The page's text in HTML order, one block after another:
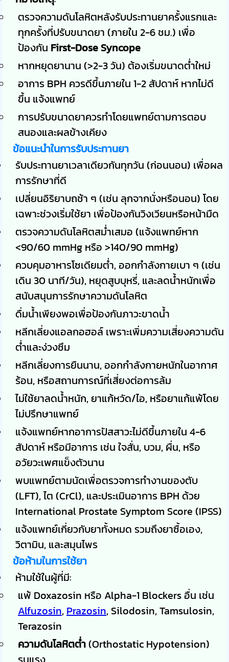
ตรวจความดันโลหิตหลังรับประทานยาครั้งแรกและ
ทุกครั้งที่ปรับขนาดยา (ภายใน 2-6 ชม.) เพื่อ
ป้องกัน First-Dose Syncope
หากหยุดยานาน (>2-3 วัน) ต้องเริ่มขนาดต่ำใหม่
อาการ BPH ควรดีขึ้นภายใน 1-2 สัปดาห์ หากไม่ดี
ขึ้น แจ้งแพทย์
การปรับขนาดยาควรทำโดยแพทย์ตามการตอบ
สนองและผลข้างเคียง
ข้อแนะนำในการรับประทานยา
รับประทานยาเวลาเดียวกันทุกวัน (ก่อนนอน) เพื่อผล
การรักษาที่ดี
เปลี่ยนอิริยาบถช้า ๆ (เช่น ลุกจากนั่งหรือนอน) โดย
เฉพาะช่วงเริ่มใช้ยา เพื่อป้องกันวิงเวียนหรือหน้ามืด
ตรวจความดันโลหิตสม่ำเสมอ (แจ้งแพทย์หาก
<90/60 mmHg หรือ >140/90 mmHg)
ควบคุมอาหารโซเดียมต่ำ, ออกกำลังกายเบา ๆ (เช่น
เดิน 30 นาที/วัน), หยุดสูบบุหรี่, และลดน้ำหนักเพื่อ
สนับสนุนการรักษาความดันโลหิต
ดื่มน้ำเพียงพอเพื่อป้องกันภาวะขาดน้ำ
หลีกเลี่ยงแอลกอฮอล์ เพราะเพิ่มความเสี่ยงความดัน
ต่ำและง่วงซึม
หลีกเลี่ยงการยืนนาน, ออกกำลังกายหนักในอากาศ
ร้อน, หรือสถานการณ์ที่เสี่ยงต่อการล้ม
ไม่ใช้ยาลดน้ำหนัก, ยาแก้หวัด/ไอ, หรือยาแก้แพ้โดย
ไม่ปรึกษาแพทย์
แจ้งแพทย์หากอาการปัสสาวะไม่ดีขึ้นภายใน 4-6
สัปดาห์ หรือมีอาการ เช่น ใจสั่น, บวม, ผื่น, หรือ
อวัยวะเพศแข็งตัวนาน
พบแพทย์ตามนัดเพื่อตรวจการทำงานของตับ
(LFT), ไต (CrCl), และประเมินอาการ BPH ด้วย
International Prostate Symptom Score (IPSS)
แจ้งแพทย์เกี่ยวกับยาทั้งหมด รวมถึงยาซื้อเอง,
วิตามิน, และสมุนไพร
ข้อห้ามในการใช้ยา
ห้ามใช้ในผู้ที่มี:
แพ้ Doxazosin หรือ Alpha-1 Blockers อื่น เช่น
Alfuzosin, Prazosin, Silodosin, Tamsulosin,
Terazosin
ความดันโลหิตต่ำ(Orthostatic Hypotension)